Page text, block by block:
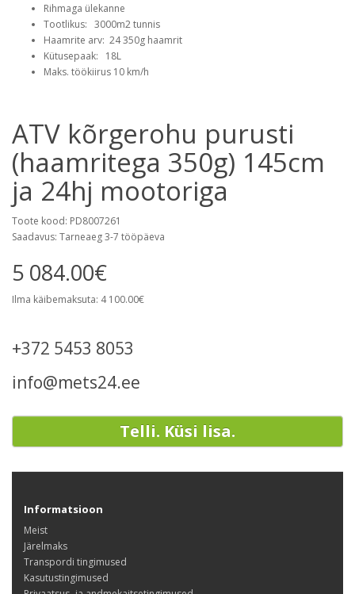
Rihmaga ülekanne
Tootlikus: 3000m2 tunnis
Haamrite arv: 24 350g haamrit
Kütusepaak: 18L
Maks. töökiirus 10 km/h
ATV kõrgerohu purusti
(haamritega 350g) 145cm
ja 24hj mootoriga
Toote kood: PD8007261
Saadavus: Tarneaeg 3-7 tööpäeva
5 084.00€
Ilma käibemaksuta: 4 100.00€
+372 5453 8053
info@mets24.ee
Telli. Küsi lisa.
Informatsioon
Meist
Järelmaks
Transpordi tingimused
Kasutustingimused